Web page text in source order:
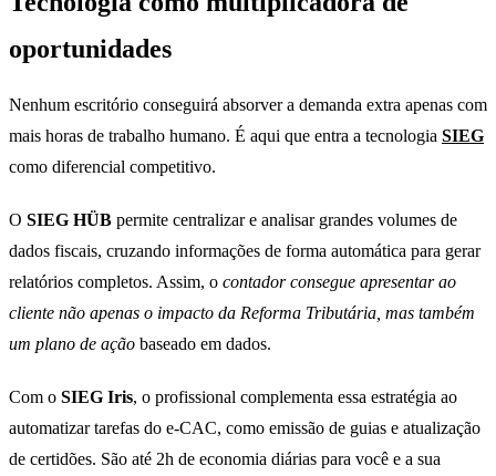
oportunidades
Nenhum escritório conseguirá absorver a demanda extra apenas com
mais horas de trabalho humano. É aqui que entra a tecnologia SIEG
como diferencial competitivo.
O SIEG HÜB permite centralizar e analisar grandes volumes de
dados fiscais, cruzando informações de forma automática para gerar
relatórios completos. Assim, o contador consegue apresentar ao
cliente não apenas o impacto da Reforma Tributária, mas também
um plano de ação baseado em dados.
Com o SIEG Iris, o profissional complementa essa estratégia ao
automatizar tarefas do e-CAC, como emissão de guias e atualização
de certidões. São até 2h de economia diárias para você e a sua